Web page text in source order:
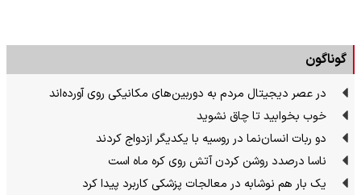
گوناگون
در عصر دیجیتال مردم به دوربین‌های مکانیکی روی آورده‌اند
خوب بخوابید تا چاق نشوید
دو ربات انسان‌نما در روسیه با یکدیگر ازدواج کردند
ناسا درصدد روشن کردن آتش روی کره ماه است
یک بار هم نوشابه در معالجات پزشکی کاربرد پیدا کرد